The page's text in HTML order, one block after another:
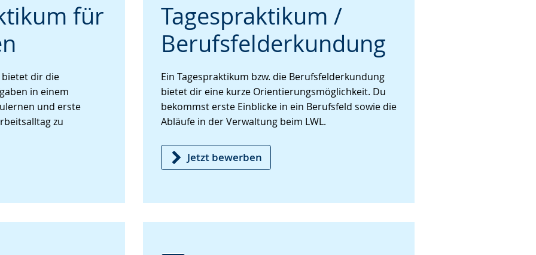
für
dir die
in einem
und erste
zu
Tagespraktikum /
Berufsfelderkundung
Leichten
Sprache
wechseln.
Audio-
Unterstützung.
Video
in
Deutscher
wird
angezeigt.
Ein Tagespraktikum bzw. die Berufsfelderkundung
bietet dir eine kurze Orientierungsmöglichkeit. Du
bekommst erste Einblicke in ein Berufsfeld sowie die
Abläufe in der Verwaltung beim LWL.
Jetzt bewerben